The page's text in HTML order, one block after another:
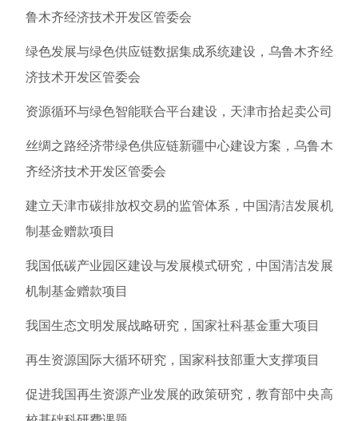
鲁木齐经济技术开发区管委会
绿色发展与绿色供应链数据集成系统建设，乌鲁木齐经
济技术开发区管委会
资源循环与绿色智能联合平台建设，天津市拾起卖公司
丝绸之路经济带绿色供应链新疆中心建设方案，乌鲁木
齐经济技术开发区管委会
建立天津市碳排放权交易的监管体系，中国清洁发展机
制基金赠款项目
我国低碳产业园区建设与发展模式研究，中国清洁发展
机制基金赠款项目
我国生态文明发展战略研究，国家社科基金重大项目
再生资源国际大循环研究，国家科技部重大支撑项目
促进我国再生资源产业发展的政策研究，教育部中央高